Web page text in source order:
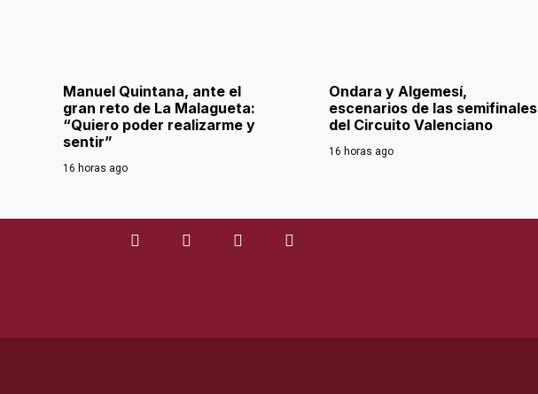
Manuel Quintana, ante el
gran reto de La Malagueta:
“Quiero poder realizarme y
sentir”
16 horas ago
Ondara y Algemesí,
escenarios de las semifinales
del Circuito Valenciano
16 horas ago